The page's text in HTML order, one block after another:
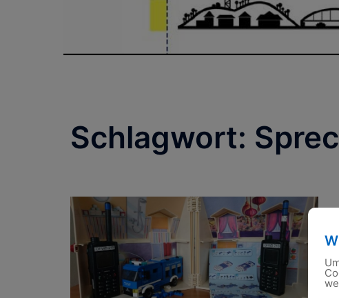
Schlagwort: